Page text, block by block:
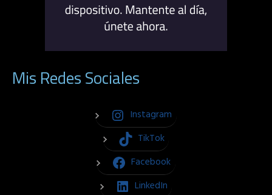
Mis Redes Sociales
Instagram
TikTok
Facebook
LinkedIn